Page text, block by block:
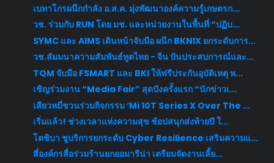
เบทาโกรผนึกกำลัง อ.ส.ค. มุ่งพัฒนาองค์ความรู้เกษตรก...
วช. ร่วมกับ RUN โดย มช. และหน่วยงานในพื้นที่ “ปฏิบ...
SYMC และ AIMS เดินหน้าจับมือ ผนึก BKNIX ยกระดับการ...
วช.สัมมนาความสัมพันธ์ทูตไทย - จีน ปันประสบการณ์และ...
TQM จับมือ FSMART และ BKI ให้ฟรีประกันอุบัติเหตุ พ...
เชิญร่วมงาน “Media Fair” สุดปังครั้งแรก “นักข่าวเ...
เสียวหมี่ชวนร่วมกิจกรรม ‘Mi 10T Series X Over The ...
เริ่มแล้ว! ช่วงเวลาแห่งความสุข ช้อปสนุกส่งท้ายปี ใ...
โตชิบา ชูบริการยกระดับ Cyber Resilience เสริมความแ...
สี่องค์กรสื่อร่วมร้านยกยอมารีน่า เตรียมจัดงานเลี้ย...